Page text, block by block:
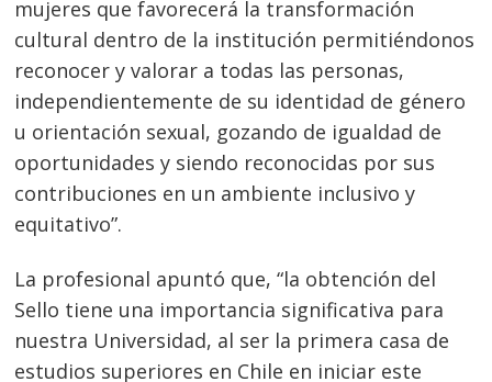
mujeres que favorecerá la transformación
cultural dentro de la institución permitiéndonos
reconocer y valorar a todas las personas,
independientemente de su identidad de género
u orientación sexual, gozando de igualdad de
oportunidades y siendo reconocidas por sus
contribuciones en un ambiente inclusivo y
equitativo”.
La profesional apuntó que, “la obtención del
Sello tiene una importancia significativa para
nuestra Universidad, al ser la primera casa de
estudios superiores en Chile en iniciar este